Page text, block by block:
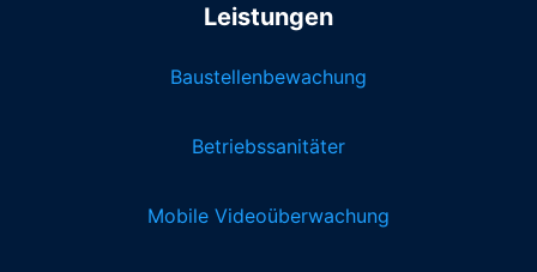
Leistungen
Baustellenbewachung
Betriebssanitäter
Mobile Videoüberwachung